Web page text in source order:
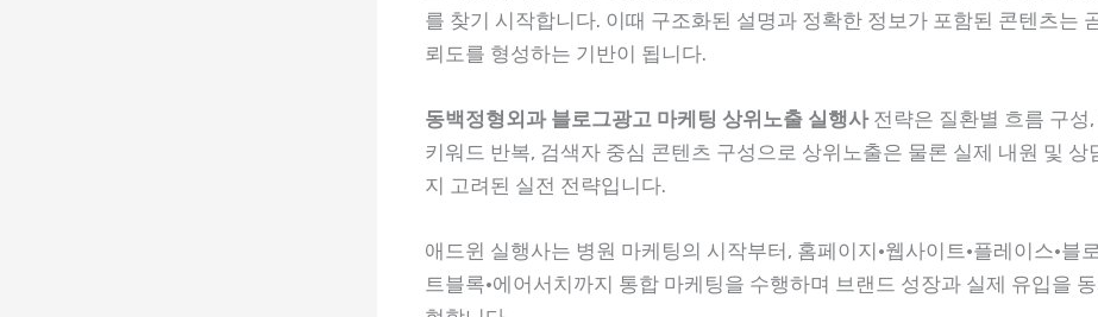
를 찾기 시작합니다. 이때 구조화된 설명과 정확한 정보가 포함된 콘텐츠는
뢰도를 형성하는 기반이 됩니다.
동백정형외과 블로그광고 마케팅 상위노출 실행사전략은 질환별 흐름 구성,
키워드 반복, 검색자 중심 콘텐츠 구성으로 상위노출은 물론 실제 내원 및 상
지 고려된 실전 전략입니다.
애드윈 실행사는 병원 마케팅의 시작부터, 홈페이지·웹사이트·플레이스·블
트블록·에어서치까지 통합 마케팅을 수행하며 브랜드 성장과 실제 유입을